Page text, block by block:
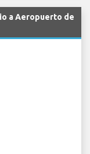
a Aeropuerto de